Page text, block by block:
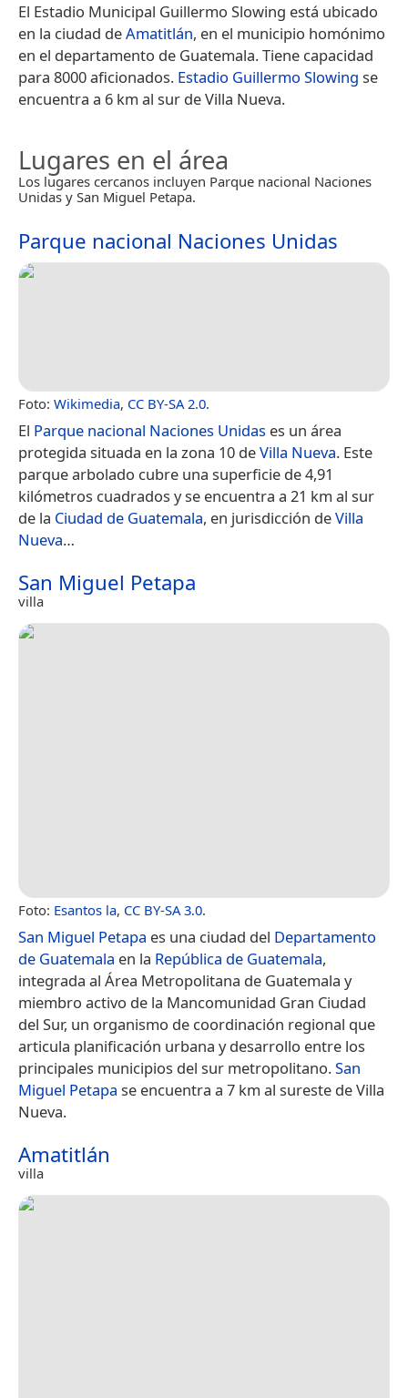
El Estadio Municipal Guillermo Slowing está ubicado
en la ciudad deAmatitlán, en el municipio homónimo
en el departamento de Guatemala. Tiene capacidad
para 8000 aficionados. Estadio Guillermo Slowing se
encuentra a 6 km al sur de Villa Nueva.
Lugares en el área
Los lugares cercanos incluyen Parque nacional Naciones
Unidas y San Miguel Petapa.
Parque nacional Naciones Unidas
Foto: Wikimedia, CC BY-SA 2.0.
El Parque nacional Naciones Unidas es un área
protegida situada en la zona 10 deVilla Nueva. Este
parque arbolado cubre una superficie de 4,91
kilómetros cuadrados y se encuentra a 21 km al sur
de la Ciudad de Guatemala, en jurisdicción deVilla
Nueva…
San Miguel Petapa
villa
Foto: Esantos la, CC BY-SA 3.0.
San Miguel Petapa es una ciudad del Departamento
de Guatemala en la República de Guatemala,
integrada al Área Metropolitana de Guatemala y
miembro activo de la Mancomunidad Gran Ciudad
del Sur, un organismo de coordinación regional que
articula planificación urbana y desarrollo entre los
principales municipios del sur metropolitano.San
Miguel Petapa se encuentra a 7 km al sureste de Villa
Nueva.
Amatitlán
villa